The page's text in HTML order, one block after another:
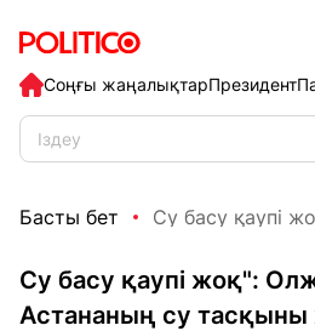
Соңғы жаңалықтарПрезидент
Басты бет Су басу қаупі
Су басу қаупі жоқ":
Астананың су тасқыны